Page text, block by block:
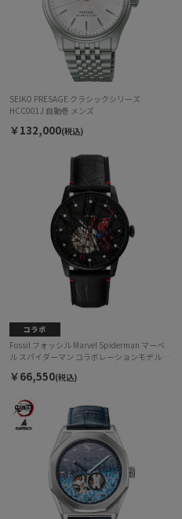
SEIKO PRESAGE クラシックシリーズ
HCC001J 自動巻 メンズ
￥132,000(税込)
Fossil フォッシル Marvel Spiderman マーベ
ル スパイダーマン コラボレーションモデル
￥66,550(税込)